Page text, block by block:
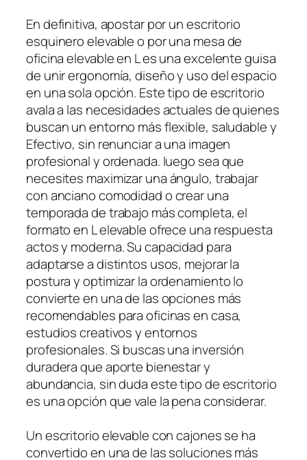
En definitiva, apostar por un escritorio
esquinero elevable o por una mesa de
oficina elevable en L es una excelente guisa
de unir ergonomía, diseño y uso del espacio
en una sola opción. Este tipo de escritorio
avala a las necesidades actuales de quienes
buscan un entorno más flexible, saludable y
Efectivo, sin renunciar a una imagen
profesional y ordenada. luego sea que
necesites maximizar una ángulo, trabajar
con anciano comodidad o crear una
temporada de trabajo más completa, el
formato en L elevable ofrece una respuesta
actos y moderna. Su capacidad para
adaptarse a distintos usos, mejorar la
postura y optimizar la ordenamiento lo
convierte en una de las opciones más
recomendables para oficinas en casa,
estudios creativos y entornos
profesionales. Si buscas una inversión
duradera que aporte bienestar y
abundancia, sin duda este tipo de escritorio
es una opción que vale la pena considerar.
Un escritorio elevable con cajones se ha
convertido en una de las soluciones más